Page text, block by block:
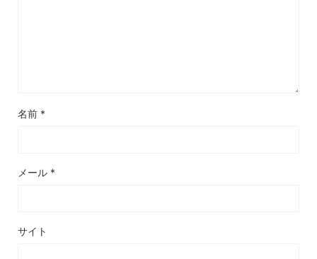
名前 *
メール *
サイト